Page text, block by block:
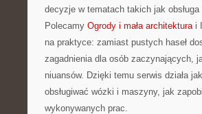
decyzje w tematach takich jak
Polecamy Ogrody i mała architekturai
na praktyce: zamiast pustych haseł
zagadnienia dla osób zaczynających,
niuansów. Dzięki temu serwis działa
obsługiwać wózki i maszyny, jak
wykonywanych prac.